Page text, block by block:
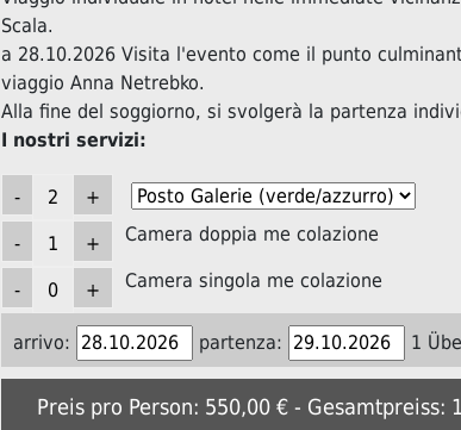
Scala.
a 28.10.2026 Visita l'evento come il punto
viaggio Anna Netrebko.
Alla fine del soggiorno, si svolgerà la partenza
I nostri servizi:
Camera doppia me colazione
Camera singola me colazione
arrivo: partenza: 1
Preis pro Person: 550,00 € - Gesamtpreiss: